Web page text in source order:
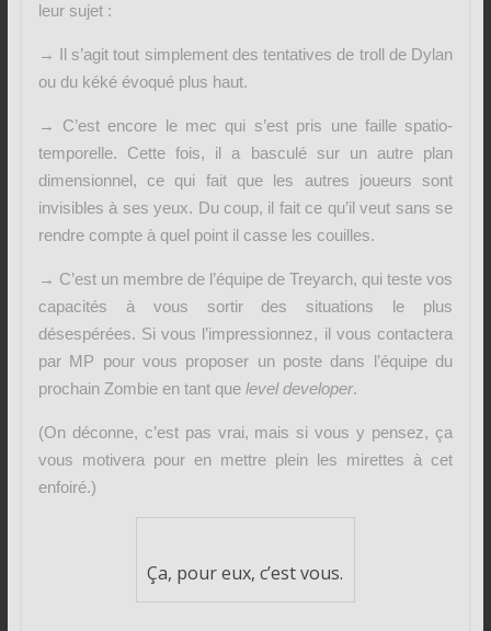
leur sujet :
→ Il s’agit tout simplement des tentatives de troll de Dylan
ou du kéké évoqué plus haut.
→ C’est encore le mec qui s’est pris une faille spatio-
temporelle. Cette fois, il a basculé sur un autre plan
dimensionnel, ce qui fait que les autres joueurs sont
invisibles à ses yeux. Du coup, il fait ce qu’il veut sans se
rendre compte à quel point il casse les couilles.
→ C’est un membre de l’équipe de Treyarch, qui teste vos
capacités à vous sortir des situations le plus
désespérées. Si vous l’impressionnez, il vous contactera
par MP pour vous proposer un poste dans l’équipe du
prochain Zombie en tant que level developer.
(On déconne, c’est pas vrai, mais si vous y pensez, ça
vous motivera pour en mettre plein les mirettes à cet
enfoiré.)
Ça, pour eux, c’est vous.